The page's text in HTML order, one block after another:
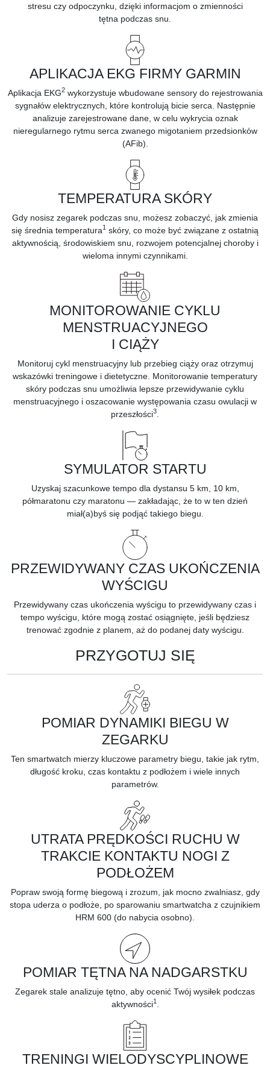
stresu czy odpoczynku, dzięki informacjom o zmienności
tętna podczas snu.
APLIKACJA EKG FIRMY GARMIN
Aplikacja EKG2 wykorzystuje wbudowane sensory do rejestrowania
sygnałów elektrycznych, które kontrolują bicie serca. Następnie
analizuje zarejestrowane dane, w celu wykrycia oznak
nieregularnego rytmu serca zwanego migotaniem przedsionków
(AFib).
TEMPERATURA SKÓRY
Gdy nosisz zegarek podczas snu, możesz zobaczyć, jak zmienia
się średnia temperatura1 skóry, co może być związane z ostatnią
aktywnością, środowiskiem snu, rozwojem potencjalnej choroby i
wieloma innymi czynnikami.
MONITOROWANIE CYKLU
MENSTRUACYJNEGO
I CIĄŻY
Monitoruj cykl menstruacyjny lub przebieg ciąży oraz otrzymuj
wskazówki treningowe i dietetyczne. Monitorowanie temperatury
skóry podczas snu umożliwia lepsze przewidywanie cyklu
menstruacyjnego i oszacowanie występowania czasu owulacji w
przeszłości3
SYMULATOR STARTU
Uzyskaj szacunkowe tempo dla dystansu 5 km, 10 km,
półmaratonu czy maratonu — zakładając, że to w ten dzień
miał(a)byś się podjąć takiego biegu.
PRZEWIDYWANY CZAS UKOŃCZENIA
WYŚCIGU
Przewidywany czas ukończenia wyścigu to przewidywany czas i
tempo wyścigu, które mogą zostać osiągnięte, jeśli będziesz
trenować zgodnie z planem, aż do podanej daty wyścigu.
PRZYGOTUJ SIĘ
POMIAR DYNAMIKI BIEGU W
ZEGARKU
Ten smartwatch mierzy kluczowe parametry biegu, takie jak rytm,
długość kroku, czas kontaktu z podłożem i wiele innych
parametrów.
UTRATA PRĘDKOŚCI RUCHU W
TRAKCIE KONTAKTU NOGI Z
PODŁOŻEM
Popraw swoją formę biegową i zrozum, jak mocno zwalniasz, gdy
stopa uderza o podłoże, po sparowaniu smartwatcha z czujnikiem
HRM 600 (do nabycia osobno).
POMIAR TĘTNA NA NADGARSTKU
Zegarek stale analizuje tętno, aby ocenić Twój wysiłek podczas
aktywności1 .
TRENINGI WIELODYSCYPLINOWE